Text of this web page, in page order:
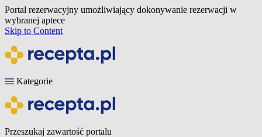
Portal rezerwacyjny umożliwiający dokonywanie rezerwacji w
wybranej aptece
Skip to Content
Kategorie
Przeszukaj zawartość portalu